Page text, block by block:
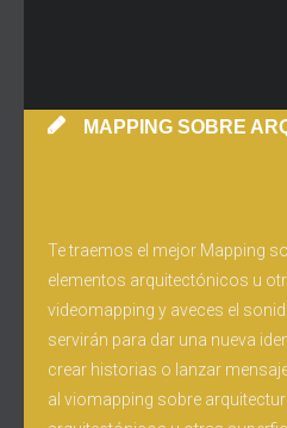
MAPPING SOBRE
Te traemos el mejor Mapping
elementos arquitectónicos u
videomapping y aveces el
servirán para dar una nueva
crear historias o lanzar
al viomapping sobre